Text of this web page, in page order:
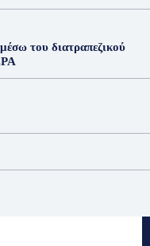
του διατραπεζικού